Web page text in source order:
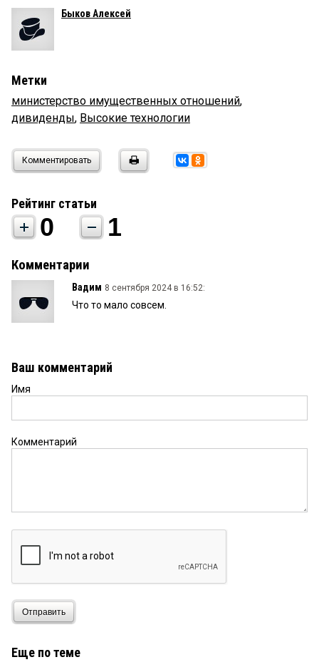
Быков Алексей
Метки
министерство имущественных отношений,
дивиденды, Высокие технологии
Комментировать
Рейтинг статьи
0 1
Комментарии
Вадим 8 сентября 2024 в 16:52:
Что то мало совсем.
Ваш комментарий
Имя
Комментарий
Отправить
Еще по теме